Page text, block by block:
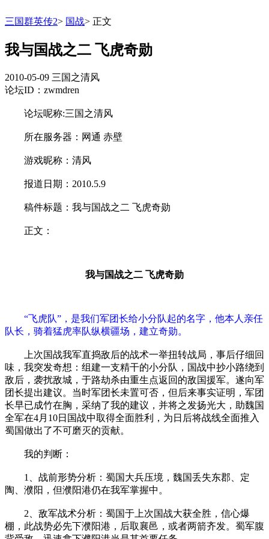
三国群英传2> 国战> 正文
我与国战之二 飞虎奇勋
2010-05-09 三国之清风
论坛ID：zwmdren
论坛呢称:三国之清风
所在服务器：网通 赤壁
游戏昵称：清风
报道日期：2010.5.9
稿件标题：我与国战之二 飞虎奇勋
正文：
我与国战之二 飞虎奇勋
“飞虎队”，是我们军团长给小分队起的名字，他本人亲任
队长，骑着猛虎率队纵横疆场，建立奇勋。
上次国战我军直捣敌后的战术一举扭转战局，事后仔细回
味，我突发奇想：组建一支精干的小分队，国战中抄小路绕到
敌后，袭扰敌城，于路劫杀由重生点返回的敌国援军。遂向军
团长提出建议。当时军团长未置可否，但后来事实证明，军团
长早已成竹在胸，采纳了我的建议，并将之发扬光大，助魏国
全军在4月10日国战中取得全面胜利，为日后将战线全面推入
蜀国做出了不可磨灭的贡献。
我的判断：
1、战前形势分析：蜀国大兵压境，魏国丢失东郡、定
陶、濮阳，但濮阳港仍在我军掌握中。
2、敌军战术分析：蜀国于上次国战大获全胜，信心爆
棚，此战势必先下濮阳港，后取襄邑，或者两箭齐发。蜀军腹